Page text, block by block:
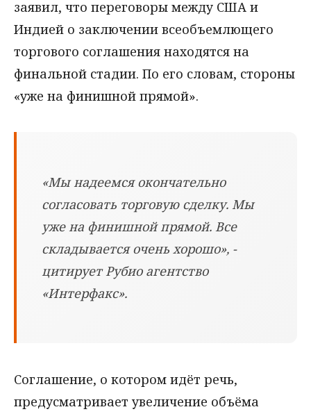
заявил, что переговоры между США и
Индией о заключении всеобъемлющего
торгового соглашения находятся на
финальной стадии. По его словам, стороны
«уже на финишной прямой».
«Мы надеемся окончательно
согласовать торговую сделку. Мы
уже на финишной прямой. Все
складывается очень хорошо», -
цитирует Рубио агентство
«Интерфакс».
Соглашение, о котором идёт речь,
предусматривает увеличение объёма